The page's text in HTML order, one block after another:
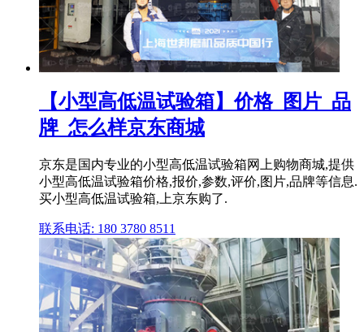
【小型高低温试验箱】价格_图片_品
牌_怎么样京东商城
京东是国内专业的小型高低温试验箱网上购物商城,提供
小型高低温试验箱价格,报价,参数,评价,图片,品牌等信息.
买小型高低温试验箱,上京东购了.
联系电话: 180 3780 8511